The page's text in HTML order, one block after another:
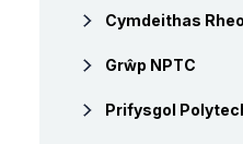
Cymdeithas
Grŵp NPTC
Prifysgol